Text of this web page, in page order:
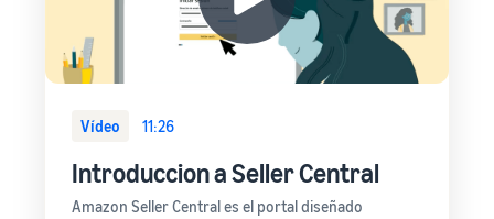
Vídeo 11:26
Introduccion a Seller Central
Amazon Seller Central es el portal diseñado